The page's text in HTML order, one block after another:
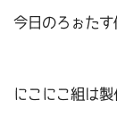
今日のろぉたす
にこにこ組は製